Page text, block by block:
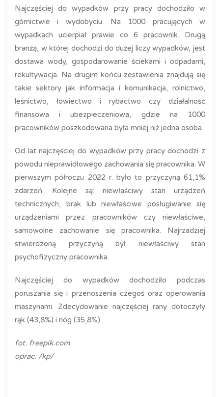
Najczęściej do wypadków przy pracy dochodziło w
górnictwie i wydobyciu. Na 1000 pracujących w
wypadkach ucierpiał prawie co 6 pracownik. Drugą
branżą, w której dochodzi do dużej liczy wypadków, jest
dostawa wody, gospodarowanie ściekami i odpadami,
rekultywacja. Na drugim końcu zestawienia znajdują się
takie sektory jak informacja i komunikacja, rolnictwo,
leśnictwo, łowiectwo i rybactwo czy działalność
finansowa i ubezpieczeniowa, gdzie na 1000
pracowników poszkodowana była mniej niż jedna osoba.
Od lat najczęściej do wypadków przy pracy dochodzi z
powodu nieprawidłowego zachowania się pracownika. W
pierwszym półroczu 2022 r. było to przyczyną 61,1%
zdarzeń. Kolejne są: niewłaściwy stan urządzeń
technicznych, brak lub niewłaściwe posługiwanie się
urządzeniami przez pracowników czy niewłaściwe,
samowolne zachowanie się pracownika. Najrzadziej
stwierdzoną przyczyną był niewłaściwy stan
psychofizyczny pracownika.
Najczęściej do wypadków dochodziło podczas
poruszania się i przenoszenia czegoś oraz operowania
maszynami. Zdecydowanie najczęściej rany dotoczyły
rąk (43,8%) i nóg (35,8%).
fot. freepik.com
oprac. /kp/